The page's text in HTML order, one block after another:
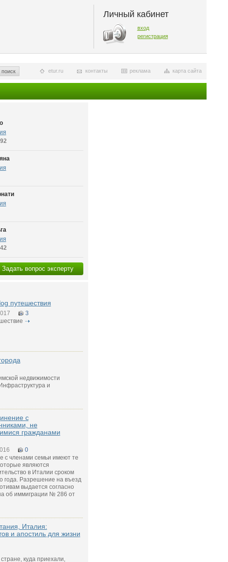
Личный кабинет
вход
регистрация
поиск карта сайта
реклама
контакты
etur.ru
Задать вопрос эксперту
путешествия
3
недвижимости
и
с
не
гражданами
0
с членами семьи имеют те
являются
в Италии сроком
года. Разрешение на въезд
выдается согласно
об иммиграции № 286 от
Италия:
и апостиль для жизни
куда приехали,